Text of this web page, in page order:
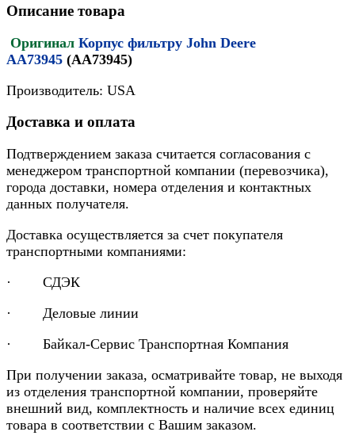
Описание товара
Оригинал Корпус фильтру John Deere
AA73945 (AA73945)
Производитель: USA
Доставка и оплата
Подтверждением заказа считается согласования с
менеджером транспортной компании (перевозчика),
города доставки, номера отделения и контактных
данных получателя.
Доставка осуществляется за счет покупателя
транспортными компаниями:
· СДЭК
· Деловые линии
· Байкал-Сервис Транспортная Компания
При получении заказа, осматривайте товар, не выходя
из отделения транспортной компании, проверяйте
внешний вид, комплектность и наличие всех единиц
товара в соответствии с Вашим заказом.